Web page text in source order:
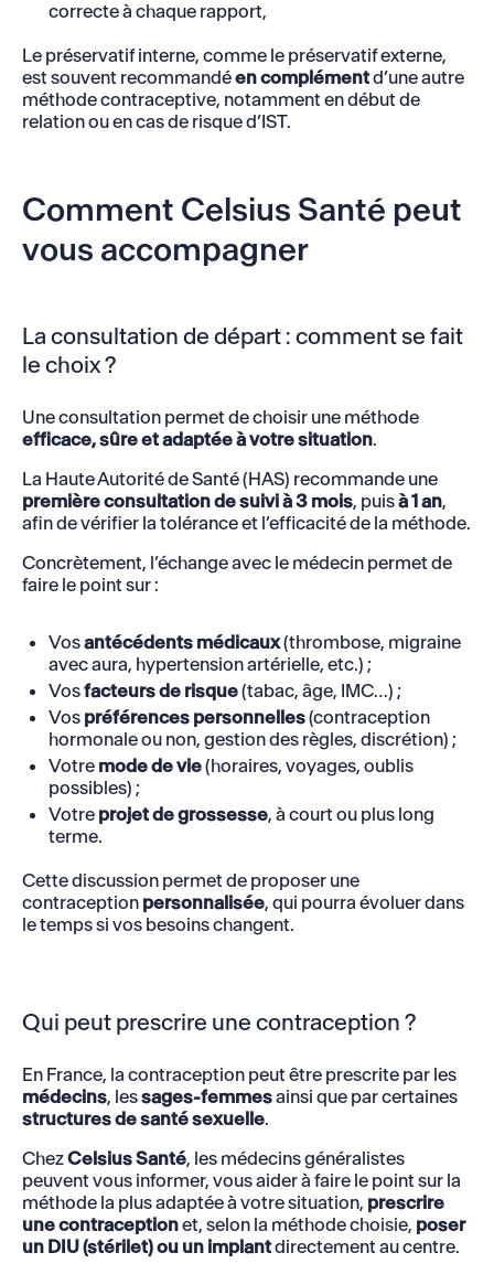
correcte à chaque rapport,
Le préservatif interne, comme le préservatif externe,
est souvent recommandéen complémentd’une autre
méthode contraceptive, notamment en début de
relation ou en cas de risque d’IST.
Comment Celsius Santé peut
vous accompagner
La consultation de départ : comment se fait
le choix ?
Une consultation permet de choisir une méthode
efficace, sûre et adaptée à votre situation.
La Haute Autorité de Santé (HAS) recommande une
première consultation de suivi à 3 mois, puisà 1 an,
afin de vérifier la tolérance et l’efficacité de la méthode.
Concrètement, l’échange avec le médecin permet de
faire le point sur :
Vosantécédents médicaux(thrombose, migraine
avec aura, hypertension artérielle, etc.) ;
Vosfacteurs de risque(tabac, âge, IMC…) ;
Vos préférences personnelles(contraception
hormonale ou non, gestion des règles, discrétion) ;
Votre mode de vie(horaires, voyages, oublis
possibles) ;
Votre projet de grossesse, à court ou plus long
terme.
Cette discussion permet de proposer une
contraception personnalisée, qui pourra évoluer dans
le temps si vos besoins changent.
Qui peut prescrire une contraception ?
En France, la contraception peut être prescrite par les
médecins, lessages-femmesainsi que par certaines
structures de santé sexuelle.
ChezCelsius Santé, les médecins généralistes
peuvent vous informer, vous aider à faire le point sur la
méthode la plus adaptée à votre situation, prescrire
une contraceptionet, selon la méthode choisie, poser
un DIU (stérilet) ou un implantdirectement au centre.